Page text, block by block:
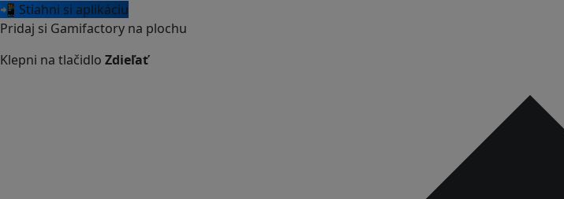
📲 Stiahni si aplikáciu
Pridaj si Gamifactory na plochu
Klepni na tlačidlo Zdieľať